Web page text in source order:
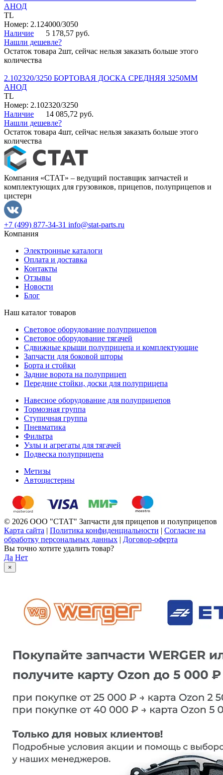
АНОД
TL
Номер: 2.124000/3050
Наличие
5 178,57 руб.
Нашли дешевле?
Остаток товара 2шт, сейчас нельзя заказать больше этого
количества
2.102320/3250 БОРТОВАЯ ДОСКА СРЕДНЯЯ 3250ММ
АНОД
TL
Номер: 2.102320/3250
Наличие
14 085,72 руб.
Нашли дешевле?
Остаток товара 4шт, сейчас нельзя заказать больше этого
количества
Компания «СТАТ» – ведущий поставщик запчастей и
комплектующих для грузовиков, прицепов, полуприцепов и
цистерн
+7 (499) 877-34-31 info@stat-parts.ru
Компания
Электронные каталоги
Оплата и доставка
Контакты
Отзывы
Новости
Блог
Наш каталог товаров
Световое оборудование полуприцепов
Световое оборудование тягачей
Сдвижные крыши полуприцепа и комплектующие
Запчасти для боковой шторы
Борта и стойки
Задние ворота на полуприцеп
Передние стойки, доски для полуприцепа
Навесное оборудование для полуприцепов
Тормозная группа
Ступичная группа
Пневматика
Фильтра
Узлы и агрегаты для тягачей
Подвеска полуприцепа
Метизы
Автоцистерны
© 2026 ООО "СТАТ" Запчасти для прицепов и полуприцепов
Карта сайта | Политика конфиденциальности | Согласие на
обработку персональных данных | Договор-оферта
Вы точно хотите удалить товар?
Да Нет
×